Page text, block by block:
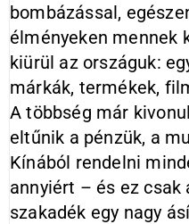
bombázással,
élményeken mennek
kiürül az országuk:
márkák, termékek,
A többség már
eltűnik a pénzük, a
Kínából rendelni
annyiért – és ez csak
szakadék egy nagy